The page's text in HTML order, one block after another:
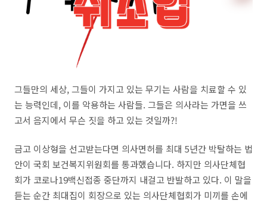
그들만의 세상, 그들이 가지고 있는 무기는 사람을 치료할 수 있
는 능력인데, 이를 악용하는 사람들. 그들은 의사라는 가면을 쓰
고서 음지에서 무슨 짓을 하고 있는 것일까?!
금고 이상형을 선고받는다면 의사면허를 최대 5년간 박탈하는 법
안이 국회 보건복지위원회를 통과했습니다. 하지만 의사단체협
회가 코로나19백신접종 중단까지 내걸고 반발하고 있다. 이 말을
듣는 순간 최대집이 회장으로 있는 의사단체협회가 미끼를 손에